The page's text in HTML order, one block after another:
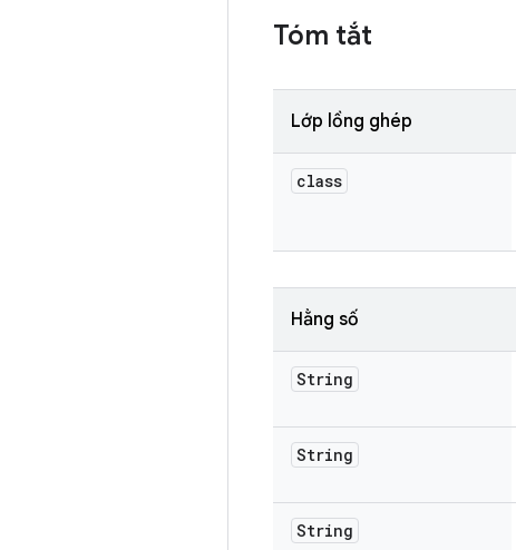
Tóm tắt
Lớp lồng ghép
class
Hằng số
String
String
String